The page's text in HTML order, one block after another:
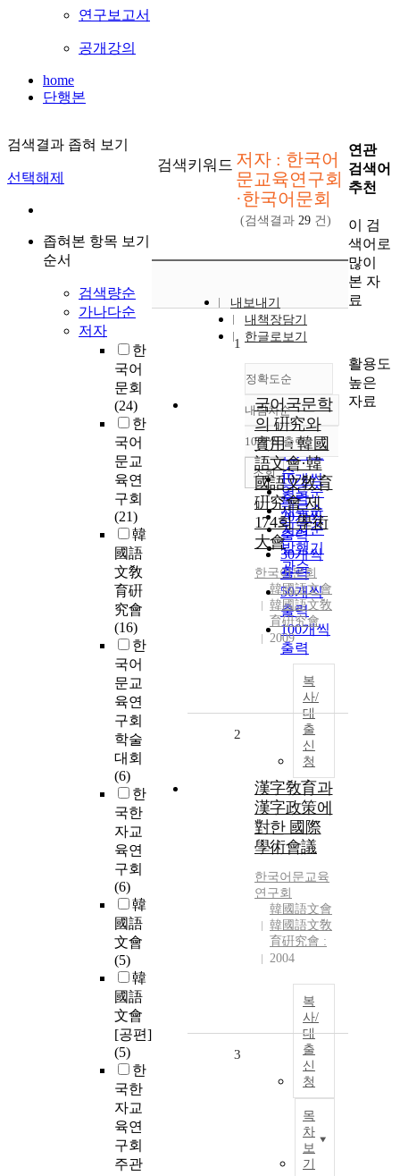
연구보고서
공개강의
home
단행본
검색결과 좁혀 보기
선택해제
좁혀본 항목 보기
순서
검색량순
가나다순
저자
한
국어
문회
(24)
한
국어
문교
육연
구회
(21)
韓
國語
文敎
育硏
究會
(16)
한
국어
문교
육연
구회
학술
대회
(6)
한
국한
자교
육연
구회
(6)
韓
國語
文會
(5)
韓
國語
文會
[공편]
(5)
한
국한
자교
육연
구회
주관
검색키워드 저자 : 한국어
문교육연구회
·한국어문회
(검색결과 29건)
내보내기
내책장담기
한글로보기
정확도순
정확도
순
인기도
순
연도순
제목순
저자순
발행기
관순
내림차순
내림차순
10개씩 출력
10개씩
출력
20개씩
출력
30개씩
출력
50개씩
출력
100개씩
출력
조회
1
국어국문학
의 硏究와
實用 : 韓國
語文會·韓
國語文敎育
硏究會 제
174회 學術
大會
한국어문회
韓國語文會
韓國語文敎
育硏究會
2009
복
사/
대
출
신
청
2
漢字敎育과
漢字政策에
對한 國際
學術會議
한국어문교육
연구회
韓國語文會
韓國語文敎
育硏究會 :
2004
복
사/
대
출
신
청
목
차
보
기
3
연관
검색어
추천
이 검
색어로
많이
본 자
료
활용도
높은
자료